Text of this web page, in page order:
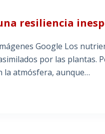
resiliencia
Google Los
por las plantas.
la atmósfera, aunque…